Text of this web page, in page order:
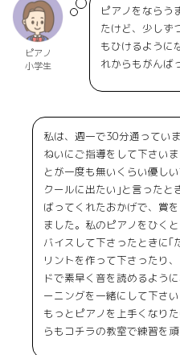
ピアノ
小学生
ピアノをならう
たけど、少しず
もひけるように
れからもがんば
私は、週一で30分通ってい
ねいにご指導をして下さい
とが一度も無いくらい優し
クールに出たい｣と言ったと
ばってくれたおかげで、賞
ました。私のピアノをひく
バイスして下さったときに｢
リントを作って下さったり
ドで素早く音を読めるよう
ーニングを一緒にして下さい
もっとピアノを上手くなり
らもコチラの教室で練習を頑